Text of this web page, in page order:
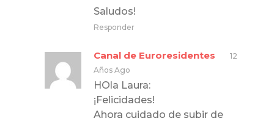
Saludos!
Responder
Canal de Euroresidentes
12
Años Ago
HOla Laura:
¡Felicidades!
Ahora cuidado de subir de